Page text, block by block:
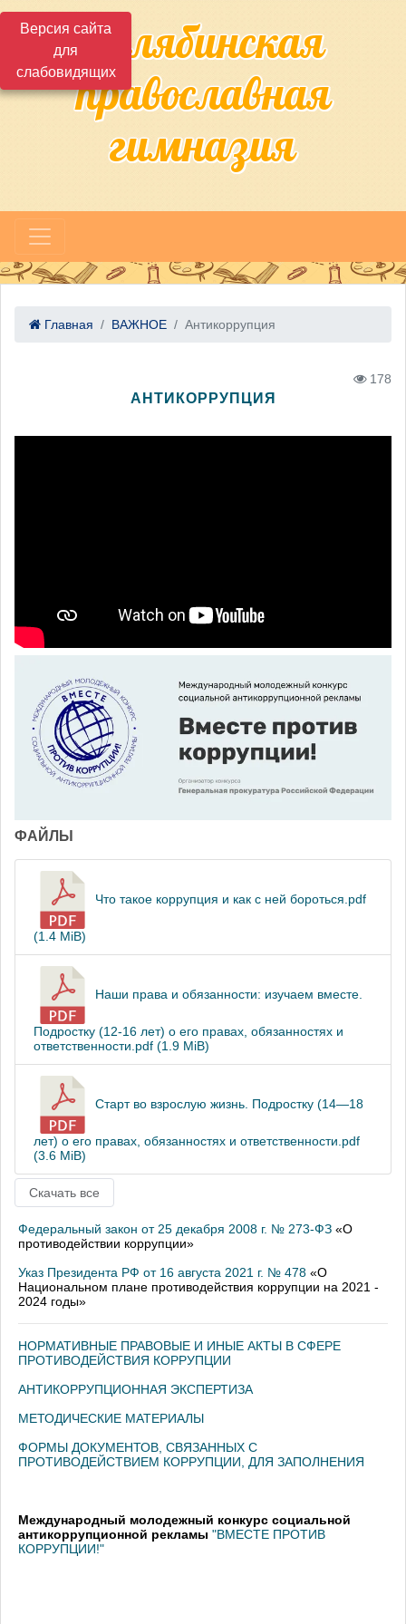
Версия сайта
для
слабовидящихЧелябинская
православная
гимназия
Главная ВАЖНОЕ Антикоррупция
178
АНТИКОРРУПЦИЯ
ФАЙЛЫ
Что такое коррупция и как с ней бороться.pdf
(1.4 MiB)
Наши права и обязанности: изучаем вместе.
Подростку (12-16 лет) о его правах, обязанностях и
ответственности.pdf (1.9 MiB)
Старт во взрослую жизнь. Подростку (14—18
лет) о его правах, обязанностях и ответственности.pdf
(3.6 MiB)
Скачать все
Федеральный закон от 25 декабря 2008 г. № 273-ФЗ «О
противодействии коррупции»
Указ Президента РФ от 16 августа 2021 г. № 478 «О
Национальном плане противодействия коррупции на 2021 -
2024 годы»
НОРМАТИВНЫЕ ПРАВОВЫЕ И ИНЫЕ АКТЫ В СФЕРЕ
ПРОТИВОДЕЙСТВИЯ КОРРУПЦИИ
АНТИКОРРУПЦИОННАЯ ЭКСПЕРТИЗА
МЕТОДИЧЕСКИЕ МАТЕРИАЛЫ
ФОРМЫ ДОКУМЕНТОВ, СВЯЗАННЫХ С
ПРОТИВОДЕЙСТВИЕМ КОРРУПЦИИ, ДЛЯ ЗАПОЛНЕНИЯ
Международный молодежный конкурс социальной
антикоррупционной рекламы "ВМЕСТЕ ПРОТИВ
КОРРУПЦИИ!"